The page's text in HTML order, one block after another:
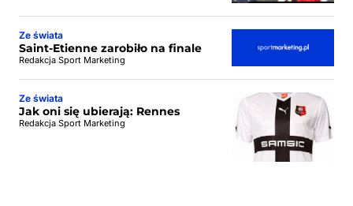
Ze świata
Saint-Etienne zarobiło na finale
Redakcja Sport Marketing
Ze świata
Jak oni się ubierają: Rennes
Redakcja Sport Marketing